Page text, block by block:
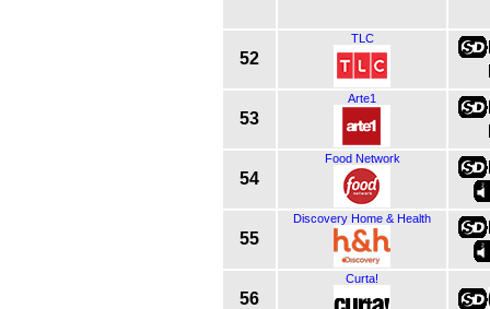
52
TLC
53
Arte1
54
Food Network
55
Discovery Home & Health
56
Curta!